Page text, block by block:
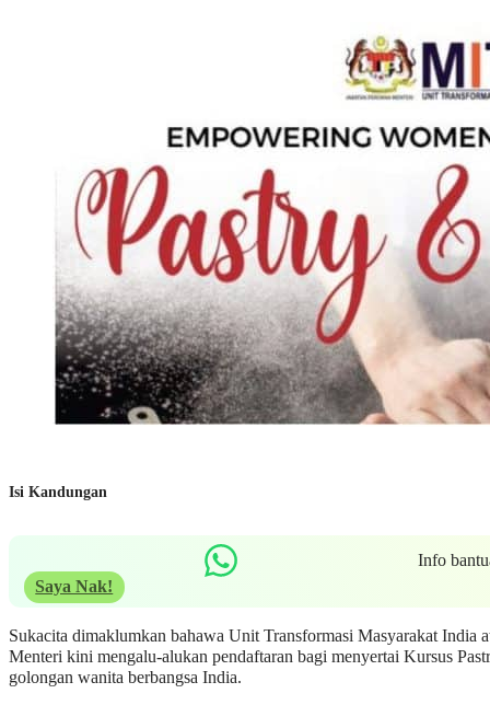
Isi Kandungan
Info
Saya Nak!
Sukacita dimaklumkan bahawa Unit Transformasi Masyarakat India
Menteri kini mengalu-alukan pendaftaran bagi menyertai Kursus
golongan wanita berbangsa India.